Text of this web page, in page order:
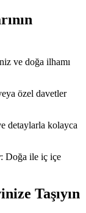
ve doğa ilhamı
özel davetler
detaylarla kolayca
: Doğa ile iç içe
Taşıyın